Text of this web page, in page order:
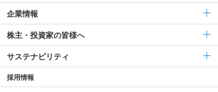
企業情報
株主・投資家の皆様へ
サステナビリティ
採用情報